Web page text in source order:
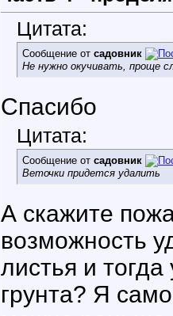
Цитата:
Сообщение от садовник
Не нужно окучивать, проще
Спасибо
Цитата:
Сообщение от садовник
Веточки придется удалить
А скажите
возможность
листья и
грунта? Я